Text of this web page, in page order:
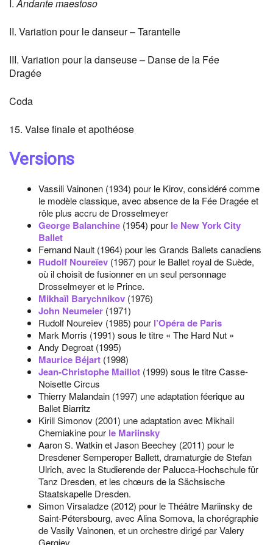
I.Andante maestoso
II. Variation pour le danseur – Tarantelle
III. Variation pour la danseuse – Danse de la Fée
Dragée
Coda
15. Valse finale et apothéose
Versions
Vassili Vainonen (1934) pour le Kirov, considéré comme
le modèle classique, avec absence de la Fée Dragée et
rôle plus accru de Drosselmeyer
George Balanchine (1954) pour le New York City
Ballet
Fernand Nault (1964) pour les Grands Ballets canadiens
Rudolf Noureïev (1967) pour le Ballet royal de Suède,
où il choisit de fusionner en un seul personnage
Drosselmeyer et le Prince.
Mikhaïl Barychnikov (1976)
John Neumeier (1971)
Rudolf Noureïev (1985) pour l’Opéra de Paris
Mark Morris (1991) sous le titre « The Hard Nut »
Andy Degroat (1995)
Maurice Béjart (1998)
Jean-Christophe Maillot (1999) sous le titre Casse-
Noisette Circus
Thierry Malandain (1997) une adaptation féerique au
Ballet Biarritz
Kirill Simonov (2001) une adaptation avec Mikhaïl
Chemiakine pour le Mariinsky
Aaron S. Watkin et Jason Beechey (2011) pour le
Dresdener Semperoper Ballett, dramaturgie de Stefan
Ulrich, avec la Studierende der Palucca-Hochschule für
Tanz Dresden, et les chœurs de la Sächsische
Staatskapelle Dresden.
Simon Virsaladze (2012) pour le Théâtre Mariinsky de
Saint-Pétersbourg, avec Alina Somova, la chorégraphie
de Vasily Vainonen, et un orchestre dirigé par Valery
Gergiev